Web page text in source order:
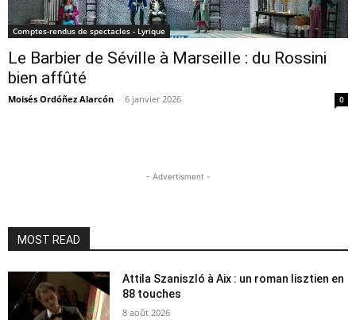
Comptes-rendus de spectacles - Lyrique
Le Barbier de Séville à Marseille : du Rossini
bien affûté
Moisés Ordóñez Alarcón - 6 janvier 2026 0
- Advertisment -
MOST READ
Attila Szaniszló à Aix : un roman lisztien en
88 touches
8 août 2026